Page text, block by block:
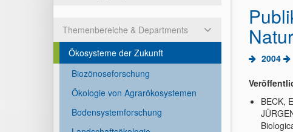
Themenbereiche & Departments
Ökosysteme der Zukunft
Biozönoseforschung
Ökologie von Agrarökosystemen
Bodensystemforschung
2004
BECK,